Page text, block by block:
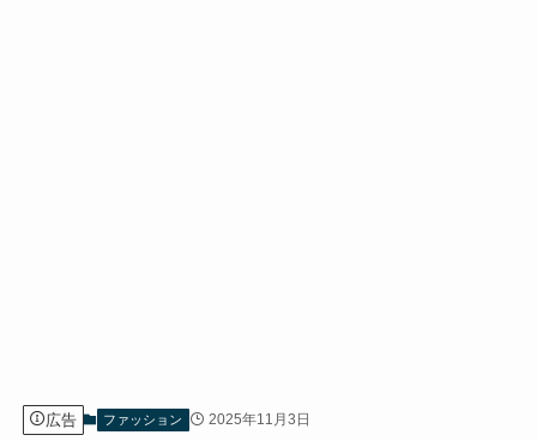
広告 ファッション 2025年11月3日